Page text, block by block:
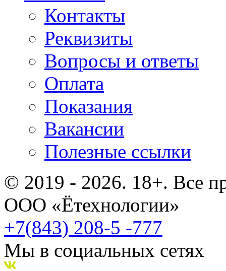
Контакты
Реквизиты
Вопросы и ответы
Оплата
Показания
Вакансии
Полезные ссылки
© 2019 - 2026. 18+. Все
ООО «Ётехнологии»
+7(843) 208-5 -777
Мы в социальных сетях